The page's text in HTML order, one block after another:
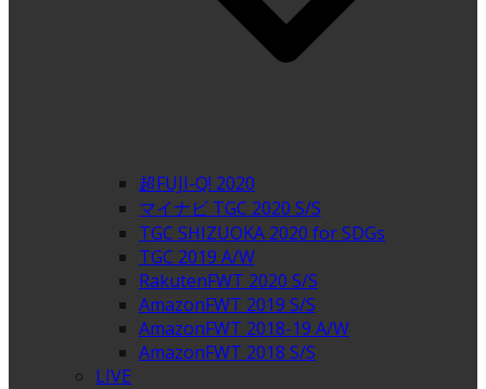
超FUJI-Q! 2020
マイナビ TGC 2020 S/S
TGC SHIZUOKA 2020 for SDGs
TGC 2019 A/W
RakutenFWT 2020 S/S
AmazonFWT 2019 S/S
AmazonFWT 2018-19 A/W
AmazonFWT 2018 S/S
LIVE